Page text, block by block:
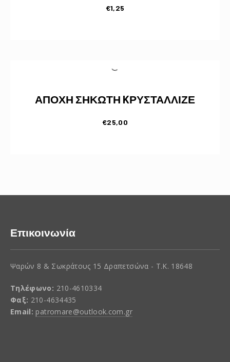
€1,25
ΑΠΟΧΗ ΣΗΚΩΤΗ KΡΥΣΤΑΛΛΙΖΕ
€25,00
Επικοινωνία
Ψαρών 8 & Σωκράτους 15 Δραπετσώνα - Τ.Κ. 18648
Τηλέφωνο: 210-4610334
Φαξ: 210-4634435
Email: patromare@outlook.com.gr